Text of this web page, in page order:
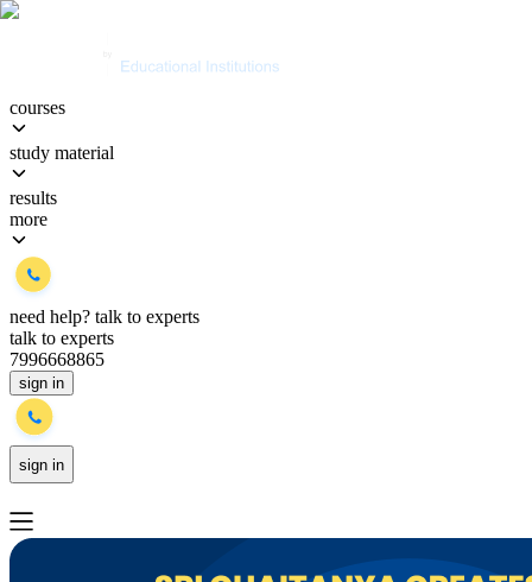
courses
study material
results
more
need help? talk to experts
talk to experts
7996668865
sign in
sign in